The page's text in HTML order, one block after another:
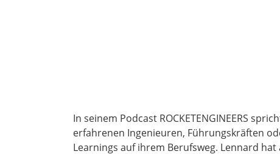
In seinem Podcast ROCKETENGINEERS
erfahrenen Ingenieuren, Führungskräften
Learnings auf ihrem Berufsweg. Lennard hat